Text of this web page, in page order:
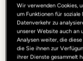
Das Borgo San
private
zum Abendessen
legendären Blick auf
traditionelle
kreativ und saisonal
Wir verwenden Cookies,
um Funktionen für soziale
Datenverkehr zu
unserer Website auch an
Analysen weiter, die
die Sie ihnen zur
ihrer Dienste gesammelt